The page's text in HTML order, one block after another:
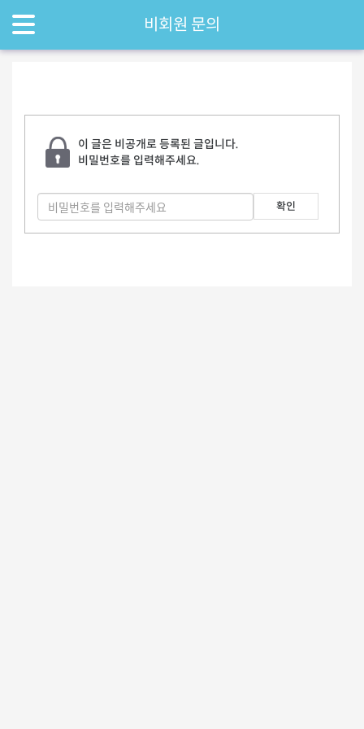
비회원 문의
이 글은 비공개로 등록된 글입니다.
비밀번호를 입력해주세요.
확인